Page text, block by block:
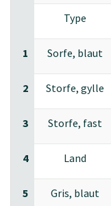
Type
1 Sorfe, blaut
2 Storfe, gylle
3 Storfe, fast
4 Land
5 Gris, blaut